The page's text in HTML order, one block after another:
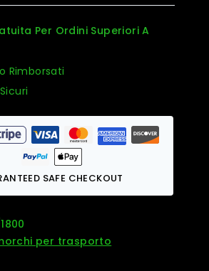
Per Ordini Superiori A
Rimborsati
SAFE CHECKOUT
per trasporto